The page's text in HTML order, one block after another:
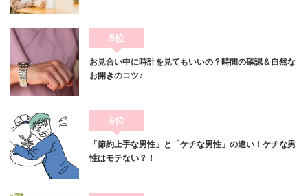
5位
お見合い中に時計を見てもいいの？時間の確認＆自然な
お開きのコツ♪
6位
「節約上手な男性」と「ケチな男性」の違い！ケチな男
性はモテない？！